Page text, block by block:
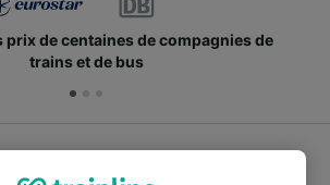
prix de centaines de compagnies de
trains et de bus
bus de Bruxelles Nord à